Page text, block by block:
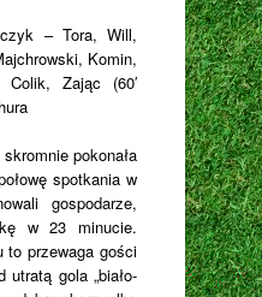
– Tora, Will,
Komin,
Colik, Zając (60′
pokonała
spotkania w
gospodarze,
w 23 minucie.
to przewaga gości
gola „biało-